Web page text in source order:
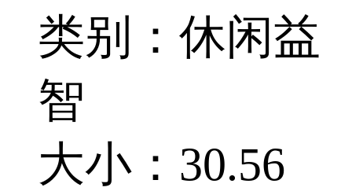
类别：休闲益
智
大小：30.56